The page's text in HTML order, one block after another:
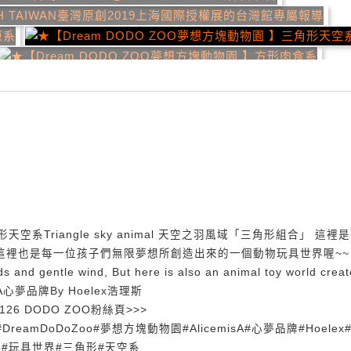
空系Triangle sky animal 天空之羽風域「三角形組合」 這裡是
也是每一位孩子們無限夢想所創造出來的一個動物玩具世界喔~~
and gentle wind, But here is also an animal toy world
夢品牌By Hoelex浩理斯
DODO ZOO粉絲頁>>>
夢想方塊動物園#AlicemisA#心夢品牌
具世界#三角形#天空系